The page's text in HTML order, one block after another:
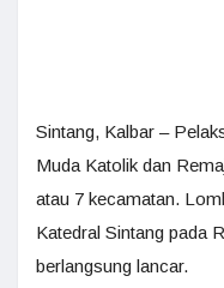
Sintang, Kalbar –
Muda Katolik dan
atau 7 kecamatan.
Katedral Sintang pada
berlangsung lancar.